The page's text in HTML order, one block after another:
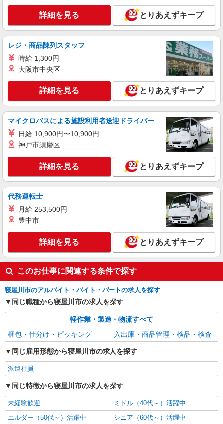
大阪府寝屋川市
キープ 詳細を見る
派遣社員
戦力エージェント株式会社
小物部品のピッキング、梱包作業
時給1300円＋交通費（規定あり） ☆日払い・
週払い可能です！ 【当社独自の手当↓】 世帯主
手当（3,000円〜）、家族手当（配偶者1万円、お
子様一人5,000円）あり
大阪府寝屋川市内
キープ 詳細を見る
派遣社員
株式会社テクノ・サービス/お仕事No/0907986
車体の検収作業
時給1280円交通費全額支給
大阪府寝屋川市 ＊バイク通勤OK
詳細を見る
詳細を見る とりあえずキープ
レジ・商品陳列スタッフ
時給 1,300円
大阪市中央区
詳細を見る とりあえずキープ
マイクロバスによる施設利用者送迎ドライバー
日給 10,900円〜10,900円
神戸市須磨区
詳細を見る とりあえずキープ
代務運転士
月給 253,500円
豊中市
詳細を見る とりあえずキープ
このお仕事に関連する条件で探す
寝屋川市のアルバイト・バイト・パートの求人を探す
同じ職種から寝屋川市の求人を探す
軽作業・製造・物流すべて
梱包・仕分け・ピッキング
入出庫・商品管理・検品・検査
同じ雇用形態から寝屋川市の求人を探す
派遣社員
同じ特徴から寝屋川市の求人を探す
未経験歓迎
ミドル（40代～）活躍中
エルダー（50代～）活躍中
シニア（60代～）活躍中